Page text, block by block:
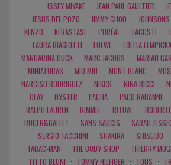
ISSEY MIYAKE · JEAN PAUL GAULTIER ·
JESUS DEL POZO · JIMMY CHOO · JOHNSONS
KENZO · KÉRASTASE · L'ORÉAL · LACOSTE ·
· LAURA BIAGIOTTI · LOEWE · LOLITA LEMPICKA
MANDARINA DUCK · MARC JACOBS · MARIAH
MINIATURAS · MIU MIU · MONT BLANC ·
NARCISO RODRIGUEZ · NIKOS · NINA RICCI ·
· OLAY · OYSTER · PACHA · PACO RABANNE ·
RALPH LAUREN · RIMMEL · RITUAL ·
ROGER&GALLET · SANS SAUCIS · SARAH
· SERGIO TACCHINI · SHAKIRA · SHISEIDO ·
TABAC-MAN · THE BODY SHOP · THIERRY
TITTO BLUNI · TOMMY HILFIGER · TOUS ·